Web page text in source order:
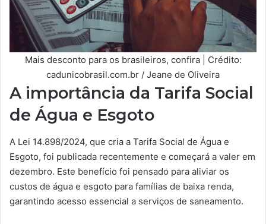
Mais desconto para os brasileiros, confira | Crédito:
cadunicobrasil.com.br / Jeane de Oliveira
A importância da Tarifa Social
de Água e Esgoto
A Lei 14.898/2024, que cria a Tarifa Social de Água e
Esgoto, foi publicada recentemente e começará a valer em
dezembro. Este benefício foi pensado para aliviar os
custos de água e esgoto para famílias de baixa renda,
garantindo acesso essencial a serviços de saneamento.